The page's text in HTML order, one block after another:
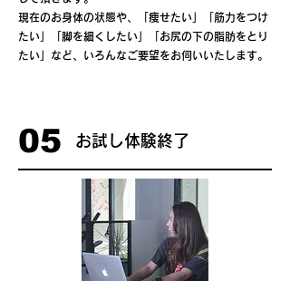
現在のお身体の状態や、「痩せたい」「筋力をつけ
たい」「脚を細くしたい」「お尻の下の脂肪をとり
たい」など、いろんなご要望をお伺いいたします。
05 お試し体験終了